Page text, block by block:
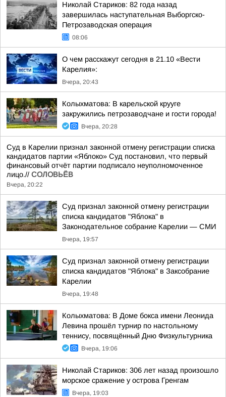
Николай Стариков: 82 года назад
завершилась наступательная Выборгско-
Петрозаводская операция
08:06
О чем расскажут сегодня в 21.10 «Вести
Карелия»:
Вчера, 20:43
Колыхматова: В карельской крууге
закружились петрозаводчане и гости города!
Вчера, 20:28
Суд в Карелии признал законной отмену регистрации списка
кандидатов партии «Яблоко» Суд постановил, что первый
финансовый отчёт партии подписало неуполномоченное
лицо.// СОЛОВЬЁВ
Вчера, 20:22
Суд признал законной отмену регистрации
списка кандидатов "Яблока" в
Законодательное собрание Карелии — СМИ
Вчера, 19:57
Суд признал законной отмену регистрации
списка кандидатов "Яблока" в Заксобрание
Карелии
Вчера, 19:48
Колыхматова: В Доме бокса имени Леонида
Левина прошёл турнир по настольному
теннису, посвящённый Дню Физкультурника
Вчера, 19:06
Николай Стариков: 306 лет назад произошло
морское сражение у острова Гренгам
Вчера, 19:03